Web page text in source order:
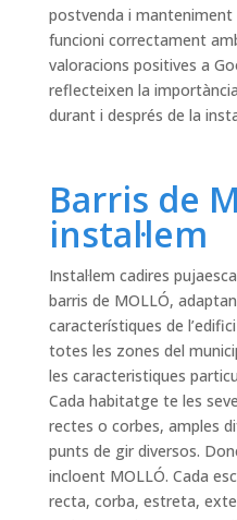
postvenda i manteniment
funcioni correctament
valoracions positives a
reflecteixen la
durant i després de la
Barris de
instal·lem
Instal·lem cadires
barris de MOLLÓ,
característiques de
totes les zones del
les caracteristiques
Cada habitatge te les
rectes o corbes, amples
punts de gir diversos.
incloent MOLLÓ. Cada
recta, corba, estreta,